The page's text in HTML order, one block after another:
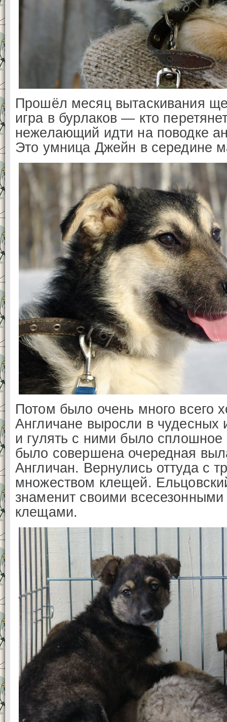
Прошёл месяц вытаскивания
игра в бурлаков — кто
нежелающий идти на поводке
Это умница Джейн в середине
Потом было очень много всего
Англичане выросли в чудесных
и гулять с ними было
было совершена очередная
Англичан. Вернулись оттуда с
множеством клещей.
знаменит своими
клещами.